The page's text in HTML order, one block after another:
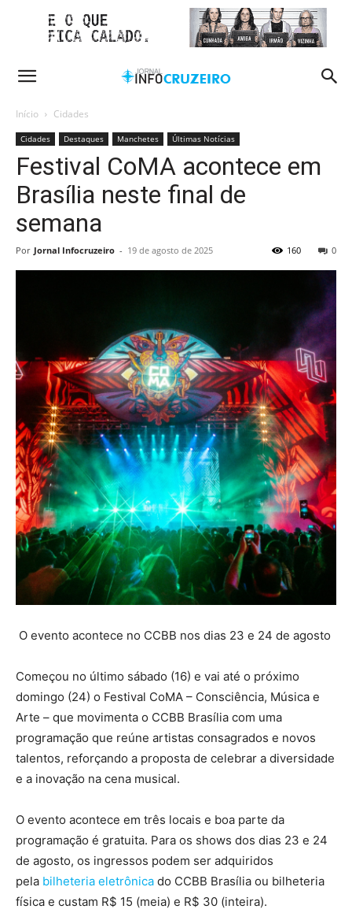
Início Cidades
Cidades Destaques Manchetes Últimas Notícias
Festival CoMA acontece em
Brasília neste final de
semana
Por Jornal Infocruzeiro - 19 de agosto de 2025 0
160
O evento acontece no CCBB nos dias 23 e 24 de agosto
Começou no último sábado (16) e vai até o próximo
domingo (24) o Festival CoMA – Consciência, Música e
Arte – que movimenta o CCBB Brasília com uma
programação que reúne artistas consagrados e novos
talentos, reforçando a proposta de celebrar a diversidade
e a inovação na cena musical.
O evento acontece em três locais e boa parte da
programação é gratuita. Para os shows dos dias 23 e 24
de agosto, os ingressos podem ser adquiridos
pela bilheteria eletrônica do CCBB Brasília ou bilheteria
física e custam R$ 15 (meia) e R$ 30 (inteira).